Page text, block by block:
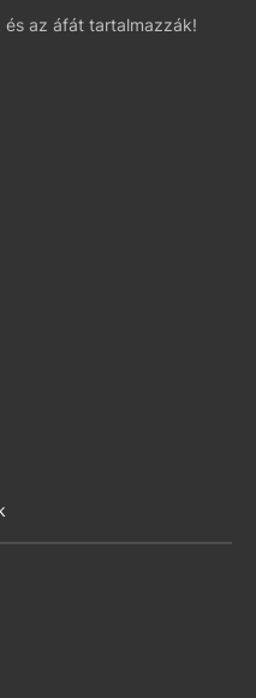
az áfát tartalmazzák!